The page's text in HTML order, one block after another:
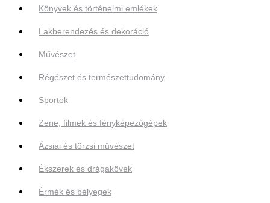
Könyvek és történelmi emlékek
Lakberendezés és dekoráció
Művészet
Régészet és természettudomány
Sportok
Zene, filmek és fényképezőgépek
Ázsiai és törzsi művészet
Ékszerek és drágakövek
Érmék és bélyegek